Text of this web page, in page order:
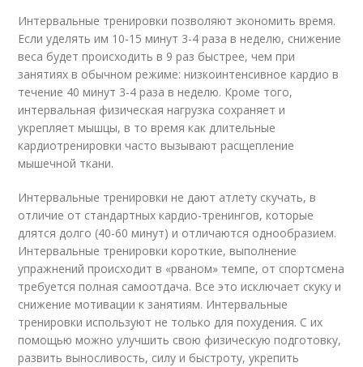
Интервальные тренировки позволяют экономить время.
Если уделять им 10-15 минут 3-4 раза в неделю, снижение
веса будет происходить в 9 раз быстрее, чем при
занятиях в обычном режиме: низкоинтенсивное кардио в
течение 40 минут 3-4 раза в неделю. Кроме того,
интервальная физическая нагрузка сохраняет и
укрепляет мышцы, в то время как длительные
кардиотренировки часто вызывают расщепление
мышечной ткани.
Интервальные тренировки не дают атлету скучать, в
отличие от стандартных кардио-тренингов, которые
длятся долго (40-60 минут) и отличаются однообразием.
Интервальные тренировки короткие, выполнение
упражнений происходит в «рваном» темпе, от спортсмена
требуется полная самоотдача. Все это исключает скуку и
снижение мотивации к занятиям. Интервальные
тренировки используют не только для похудения. С их
помощью можно улучшить свою физическую подготовку,
развить выносливость, силу и быстроту, укрепить